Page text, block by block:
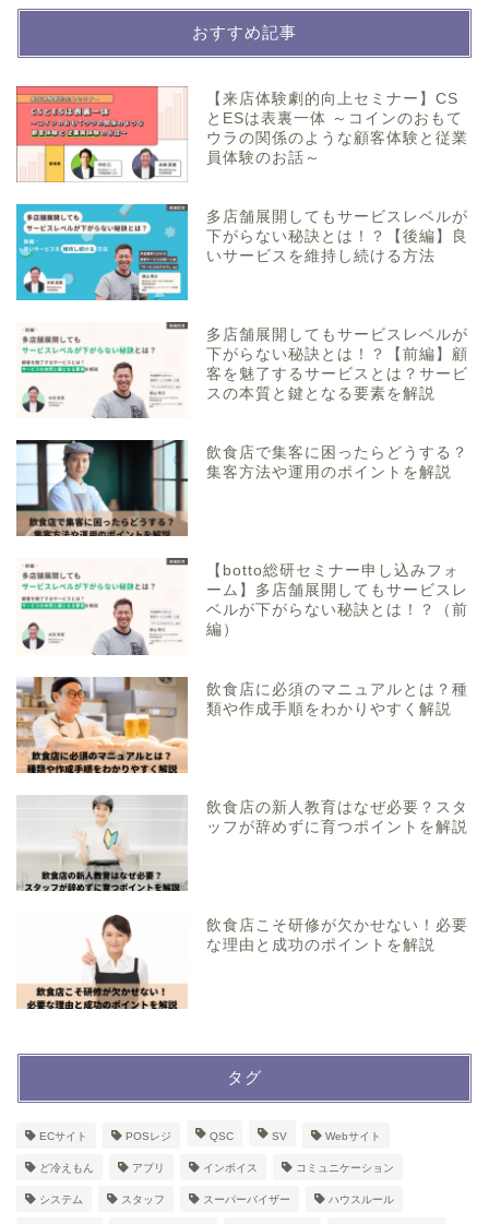
おすすめ記事
【来店体験劇的向上セミナー】CS
とESは表裏一体 ～コインのおもて
ウラの関係のような顧客体験と従業
員体験のお話～
多店舗展開してもサービスレベルが
下がらない秘訣とは！？【後編】良
いサービスを維持し続ける方法
多店舗展開してもサービスレベルが
下がらない秘訣とは！？【前編】顧
客を魅了するサービスとは？サービ
スの本質と鍵となる要素を解説
飲食店で集客に困ったらどうする？
集客方法や運用のポイントを解説
【botto総研セミナー申し込みフォ
ーム】多店舗展開してもサービスレ
ベルが下がらない秘訣とは！？（前
編）
飲食店に必須のマニュアルとは？種
類や作成手順をわかりやすく解説
飲食店の新人教育はなぜ必要？スタ
ッフが辞めずに育つポイントを解説
飲食店こそ研修が欠かせない！必要
な理由と成功のポイントを解説
タグ
ECサイト POSレジ QSC SV Webサイト
ど冷えもん アプリ インボイス コミュニケーション
システム スタッフ スーパーバイザー ハウスルール